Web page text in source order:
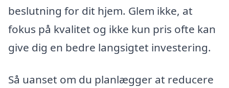
beslutning for dit hjem. Glem ikke, at
fokus på kvalitet og ikke kun pris ofte kan
give dig en bedre langsigtet investering.
Så uanset om du planlægger at reducere